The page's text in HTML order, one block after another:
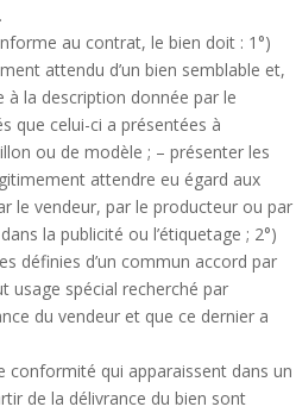
au contrat, le bien doit : 1°)
attendu d’un bien semblable et,
à la description donnée par le
que celui-ci a présentées à
ou de modèle ; – présenter les
attendre eu égard aux
le vendeur, par le producteur ou par
la publicité ou l’étiquetage ; 2°)
définies d’un commun accord par
usage spécial recherché par
du vendeur et que ce dernier a
conformité qui apparaissent dans un
de la délivrance du bien sont